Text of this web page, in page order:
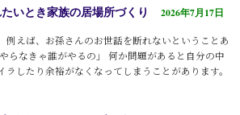
いとき家族の居場所づくり 2026年7月17日
えば、お孫さんのお世話を断れないということあ
らなきゃ誰がやるの」 何か問題があると自分の中
したり余裕がなくなってしまうことがあります。